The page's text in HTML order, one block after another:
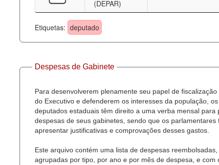
Administração
Legislação
Agenda
Perguntas frequentes
(DEPAR)
Etiquetas: deputado
Despesas de Gabinete
Para desenvolverem plenamente seu papel de fiscalização
do Executivo e defenderem os interesses da população, os
deputados estaduais têm direito a uma verba mensal para
despesas de seus gabinetes, sendo que os parlamentares
apresentar justificativas e comprovações desses gastos.
Este arquivo contém uma lista de despesas reembolsadas,
agrupadas por tipo, por ano e por mês de despesa, e com